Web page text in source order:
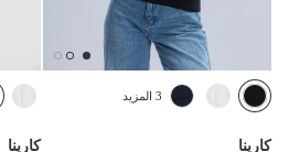
كارينا
3 المزيد
كارينا